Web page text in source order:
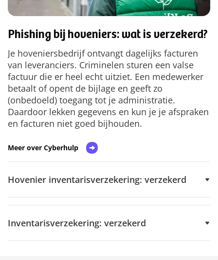
Phishing bij hoveniers: wat is verzekerd?
Je hoveniersbedrijf ontvangt dagelijks facturen
van leveranciers. Criminelen sturen een valse
factuur die er heel echt uitziet. Een medewerker
betaalt of opent de bijlage en geeft zo
(onbedoeld) toegang tot je administratie.
Daardoor lekken gegevens en kun je je afspraken
en facturen niet goed bijhouden.
Meer over Cyberhulp
Hovenier inventarisverzekering: verzekerd
Inventarisverzekering: verzekerd